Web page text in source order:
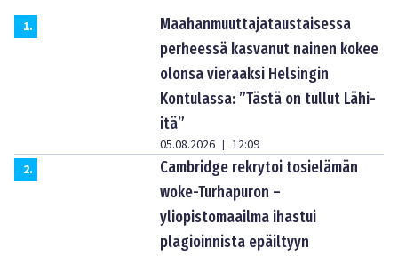
1.
Maahanmuuttajataustaisessa
perheessä kasvanut nainen kokee
olonsa vieraaksi Helsingin
Kontulassa: ”Tästä on tullut Lähi-
itä”
05.08.2026 | 12:09
2.
Cambridge rekrytoi tosielämän
woke-Turhapuron –
yliopistomaailma ihastui
plagioinnista epäiltyyn